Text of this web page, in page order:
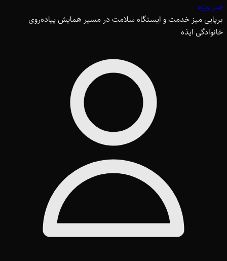
خبر ویژه
برپایی میز خدمت و ایستگاه سلامت در مسیر همایش پیاده‌روی
خانوادگی ایذه